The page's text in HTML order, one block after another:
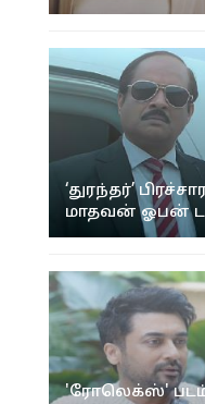
‘துரந்தர்’
மாதவன் ஓபன்
'ரோலெக்ஸ்' படம்